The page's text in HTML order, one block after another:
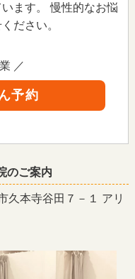
ます。 慢性的なお悩
ださい。
／
予約
のご案内
久本寺谷田７－１ アリ